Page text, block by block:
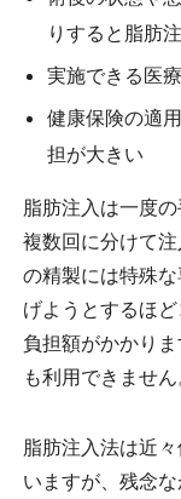
りすると脂肪
実施できる医
健康保険の適
担が大きい
脂肪注入は一度
複数回に分けて
の精製には特殊
げようとするほ
負担額がかかり
も利用できません
脂肪注入法は近
いますが、残念